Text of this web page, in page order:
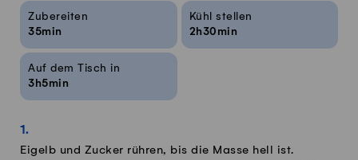
Rezeptinfos
Zubereiten
35min
Kühl stellen
2h30min
Auf dem Tisch in
3h5min
Eigelb und Zucker rühren, bis die Masse hell ist.